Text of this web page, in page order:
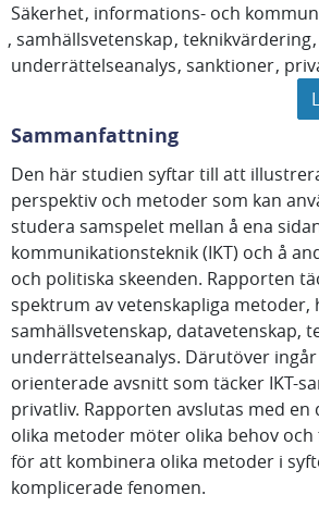
Säkerhet informations- och
samhällsvetenskap teknikvärdering
underrättelseanalys sanktioner
Sammanfattning
Den här studien syftar till att
perspektiv och metoder som kan
studera samspelet mellan å ena
kommunikationsteknik (IKT) och å
och politiska skeenden. Rapporten
spektrum av vetenskapliga metoder,
samhällsvetenskap, datavetenskap,
underrättelseanalys. Därutöver
orienterade avsnitt som täcker IKT-
privatliv. Rapporten avslutas med
olika metoder möter olika behov
för att kombinera olika metoder i
komplicerade fenomen.